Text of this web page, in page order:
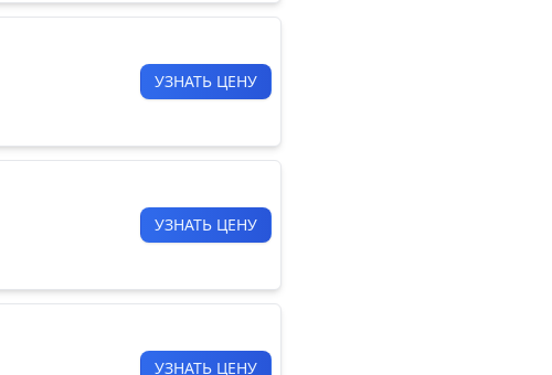
УЗНАТЬ ЦЕНУ
УЗНАТЬ ЦЕНУ
УЗНАТЬ ЦЕНУ